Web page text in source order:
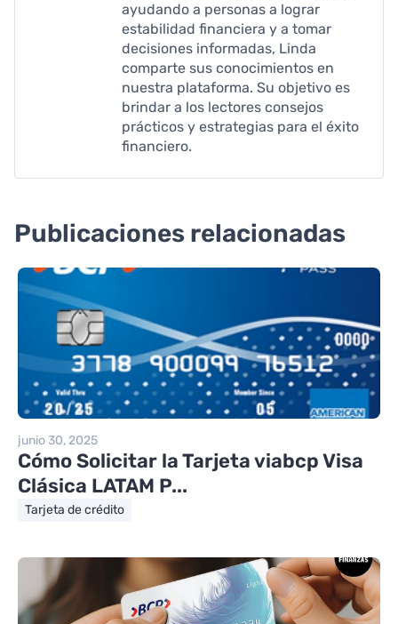
ayudando a personas a lograr
estabilidad financiera y a tomar
decisiones informadas, Linda
comparte sus conocimientos en
nuestra plataforma. Su objetivo es
brindar a los lectores consejos
prácticos y estrategias para el éxito
financiero.
Publicaciones relacionadas
junio 30, 2025
Cómo Solicitar la Tarjeta viabcp Visa
Clásica LATAM P...
Tarjeta de crédito